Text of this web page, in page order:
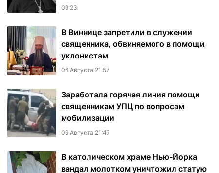
09:23
В Виннице запретили в служении
священника, обвиняемого в помощи
уклонистам
06 Августа 21:57
Заработала горячая линия помощи
священникам УПЦ по вопросам
мобилизации
06 Августа 21:47
В католическом храме Нью-Йорка
вандал молотком уничтожил статую